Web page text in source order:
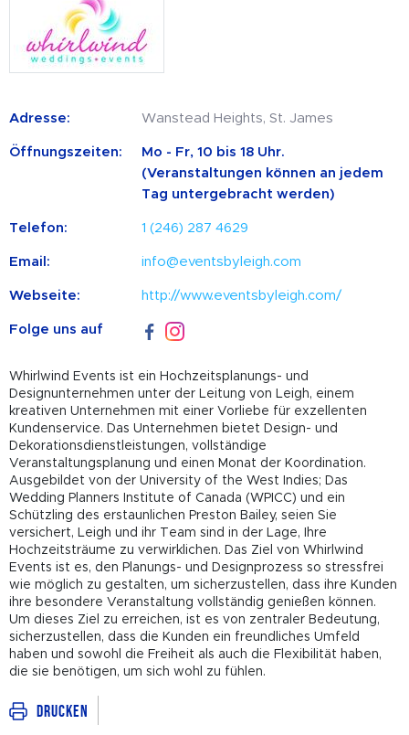
Adresse: Wanstead Heights, St. James
Öffnungszeiten:
Mo - Fr, 10 bis 18 Uhr.
(Veranstaltungen können an jedem
Tag untergebracht werden)
Telefon: 1 (246) 287 4629
Email: info@eventsbyleigh.com
Webseite: http://www.eventsbyleigh.com/
Folge uns auf
Whirlwind Events ist ein Hochzeitsplanungs- und
Designunternehmen unter der Leitung von Leigh, einem
kreativen Unternehmen mit einer Vorliebe für exzellenten
Kundenservice. Das Unternehmen bietet Design- und
Dekorationsdienstleistungen, vollständige
Veranstaltungsplanung und einen Monat der Koordination.
Ausgebildet von der University of the West Indies; Das
Wedding Planners Institute of Canada (WPICC) und ein
Schützling des erstaunlichen Preston Bailey, seien Sie
versichert, Leigh und ihr Team sind in der Lage, Ihre
Hochzeitsträume zu verwirklichen. Das Ziel von Whirlwind
Events ist es, den Planungs- und Designprozess so stressfrei
wie möglich zu gestalten, um sicherzustellen, dass ihre Kunden
ihre besondere Veranstaltung vollständig genießen können.
Um dieses Ziel zu erreichen, ist es von zentraler Bedeutung,
sicherzustellen, dass die Kunden ein freundliches Umfeld
haben und sowohl die Freiheit als auch die Flexibilität haben,
die sie benötigen, um sich wohl zu fühlen.
Drucken